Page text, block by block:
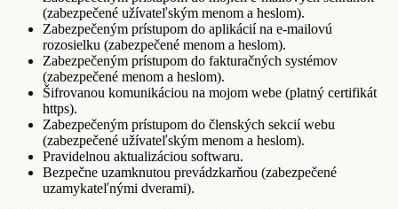
(zabezpečené užívateľským menom a heslom).
Zabezpečeným prístupom do aplikácií na e-mailovú
rozosielku (zabezpečené menom a heslom).
Zabezpečeným prístupom do fakturačných systémov
(zabezpečené menom a heslom).
Šifrovanou komunikáciou na mojom webe (platný certifikát
https).
Zabezpečeným prístupom do členských sekcií webu
(zabezpečené užívateľským menom a heslom).
Pravidelnou aktualizáciou softwaru.
Bezpečne uzamknutou prevádzkarňou (zabezpečené
uzamykateľnými dverami).